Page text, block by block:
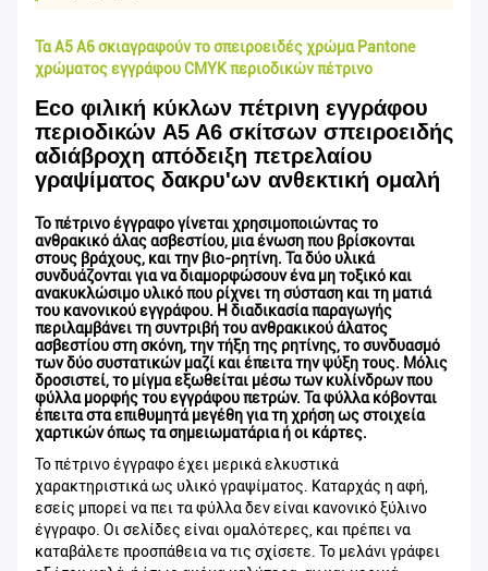
Τα A5 A6 σκιαγραφούν το σπειροειδές χρώμα Pantone
χρώματος εγγράφου CMYK περιοδικών πέτρινο
Eco φιλική κύκλων πέτρινη εγγράφου
περιοδικών A5 A6 σκίτσων σπειροειδής
αδιάβροχη απόδειξη πετρελαίου
γραψίματος δακρυ'ων ανθεκτική ομαλή
Το πέτρινο έγγραφο γίνεται χρησιμοποιώντας το
ανθρακικό άλας ασβεστίου, μια ένωση που βρίσκονται
στους βράχους, και την βιο-ρητίνη. Τα δύο υλικά
συνδυάζονται για να διαμορφώσουν ένα μη τοξικό και
ανακυκλώσιμο υλικό που ρίχνει τη σύσταση και τη ματιά
του κανονικού εγγράφου. Η διαδικασία παραγωγής
περιλαμβάνει τη συντριβή του ανθρακικού άλατος
ασβεστίου στη σκόνη, την τήξη της ρητίνης, το συνδυασμό
των δύο συστατικών μαζί και έπειτα την ψύξη τους. Μόλις
δροσιστεί, το μίγμα εξωθείται μέσω των κυλίνδρων που
φύλλα μορφής του εγγράφου πετρών. Τα φύλλα κόβονται
έπειτα στα επιθυμητά μεγέθη για τη χρήση ως στοιχεία
χαρτικών όπως τα σημειωματάρια ή οι κάρτες.
Το πέτρινο έγγραφο έχει μερικά ελκυστικά
χαρακτηριστικά ως υλικό γραψίματος. Καταρχάς η αφή,
εσείς μπορεί να πει τα φύλλα δεν είναι κανονικό ξύλινο
έγγραφο. Οι σελίδες είναι ομαλότερες, και πρέπει να
καταβάλετε προσπάθεια να τις σχίσετε. Το μελάνι γράφει